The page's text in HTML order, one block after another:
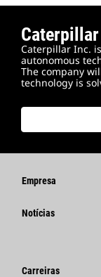
Caterpillar
Caterpillar Inc.
autonomous
The company
technology is
Empresa
Estratégia
Notícias
Comunicados À
Carreiras